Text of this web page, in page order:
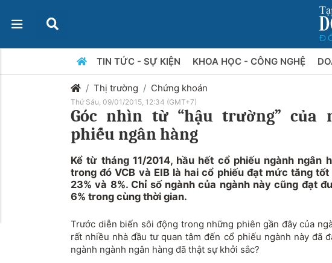
TIN TỨC - SỰ KIỆN KHOA HỌC - CÔNG NGHỆ
Thị trường Chứng khoán
Thứ Sáu, 09/01/2015, 12:34 (GMT+7)
Góc nhìn từ “hậu trường” của
phiếu ngân hàng
Kể từ tháng 11/2014, hầu hết cổ phiếu ngành ngân
trong đó VCB và EIB là hai cổ phiếu đạt mức tăng
23% và 8%. Chỉ số ngành của ngành này cũng đạt
6% trong cùng thời gian.
Trước diễn biến sôi động trong những phiên gần đây của
rất nhiều nhà đầu tư quan tâm đến cổ phiếu ngành này đã
ngành ngành ngân hàng đã thật sự khởi sắc?